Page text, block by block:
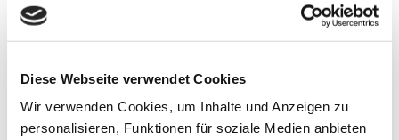
Diese Webseite verwendet Cookies
Wir verwenden Cookies, um Inhalte und Anzeigen zu
personalisieren, Funktionen für soziale Medien anbieten
Objektdesign entwickelte. Die Trennwände wirken
besonders großzügig, weil sie dank Nuten in
konnten. Zudem wurden die verwendeten
Holztürblätter beidseitig flächenbündig ohne
Zargen in die Glaswände integriert. Die